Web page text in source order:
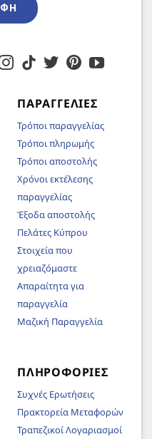
ΠΑΡΑΓΓΕΛΊΕΣ
Τρόποι παραγγελίας
Τρόποι πληρωμής
Τρόποι αποστολής
Χρόνοι εκτέλεσης
παραγγελίας
Έξοδα αποστολής
Πελάτες Κύπρου
Στοιχεία που
χρειαζόμαστε
Απαραίτητα για
παραγγελία
Μαζική Παραγγελία
ΠΛΗΡΟΦΟΡΊΕΣ
Συχνές Ερωτήσεις
Πρακτορεία Μεταφορών
Τραπεζικοί Λογαριασμοί